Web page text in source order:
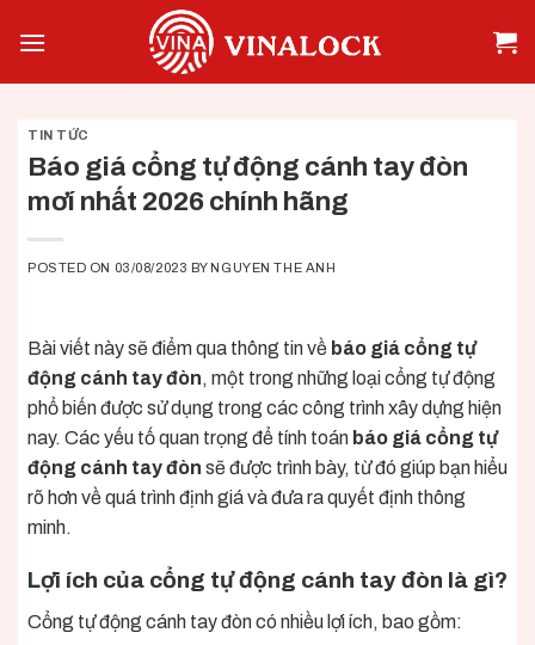
TIN TỨC
Báo giá cổng tự động cánh tay đòn
mơí nhất 2026 chính hãng
POSTED ON 03/08/2023 BY NGUYEN THE ANH
Bài viết này sẽ điểm qua thông tin về báo giá cổng tự
động cánh tay đòn, một trong những loại cổng tự động
phổ biến được sử dụng trong các công trình xây dựng hiện
nay. Các yếu tố quan trọng để tính toán báo giá cổng tự
động cánh tay đòn sẽ được trình bày, từ đó giúp bạn hiểu
rõ hơn về quá trình định giá và đưa ra quyết định thông
minh.
Lợi ích của cổng tự động cánh tay đòn là gì?
Cổng tự động cánh tay đòn có nhiều lợi ích, bao gồm: